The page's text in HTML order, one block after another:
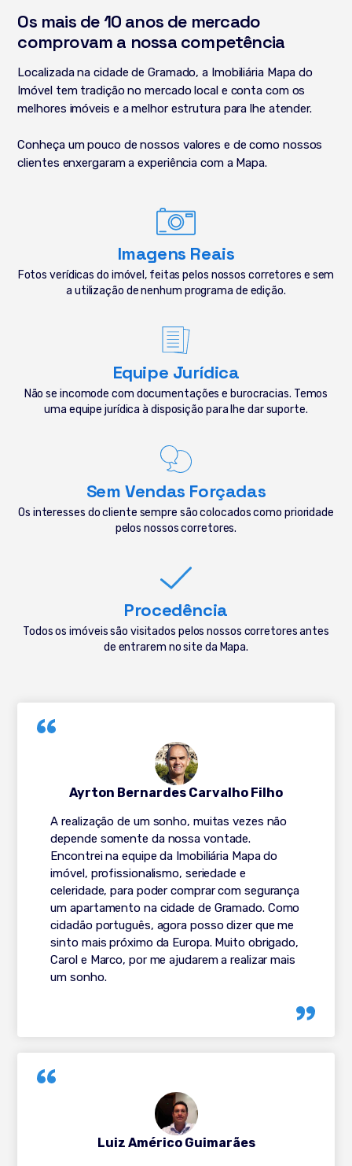
Os mais de 10 anos de mercado
comprovam a nossa competência
Localizada na cidade de Gramado, a Imobiliária Mapa do
Imóvel tem tradição no mercado local e conta com os
melhores imóveis e a melhor estrutura para lhe atender.
Conheça um pouco de nossos valores e de como nossos
clientes enxergaram a experiência com a Mapa.
Imagens Reais
Fotos verídicas do imóvel, feitas pelos nossos corretores e sem
a utilização de nenhum programa de edição.
Equipe Jurídica
Não se incomode com documentações e burocracias. Temos
uma equipe jurídica à disposição para lhe dar suporte.
Sem Vendas Forçadas
Os interesses do cliente sempre são colocados como prioridade
pelos nossos corretores.
Procedência
Todos os imóveis são visitados pelos nossos corretores antes
de entrarem no site da Mapa.
A realização de um sonho, muitas vezes não
depende somente da nossa vontade.
Encontrei na equipe da Imobiliária Mapa do
imóvel, profissionalismo, seriedade e
celeridade, para poder comprar com segurança
um apartamento na cidade de Gramado. Como
cidadão português, agora posso dizer que me
sinto mais próximo da Europa. Muito obrigado,
Carol e Marco, por me ajudarem a realizar mais
um sonho.
Ayrton Bernardes Carvalho Filho
Luiz Américo Guimarães